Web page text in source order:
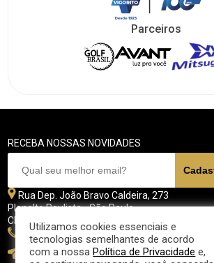
Parceiros
RECEBA NOSSAS NOVIDADES
Rua Dep. João Bravo Caldeira, 273
Planalto Paulista - São Paulo
CEP 04071 - 045
11 5070-4700
fpgolfe@fpgolfe.com.br
Utilizamos cookies essenciais e
tecnologias semelhantes de acordo
com a nossaPolítica de Privacidade e,